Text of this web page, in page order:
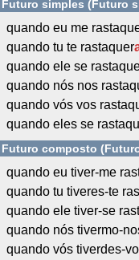
Futuro simples (Futuro
quando eu me
quando tu te rastaquer
quando ele se
quando nós nos
quando vós vos
quando eles se
Futuro composto
quando eu tiver-me
quando tu tiveres-te
quando ele tiver-se
quando nós tivermo-
quando vós tiverdes-